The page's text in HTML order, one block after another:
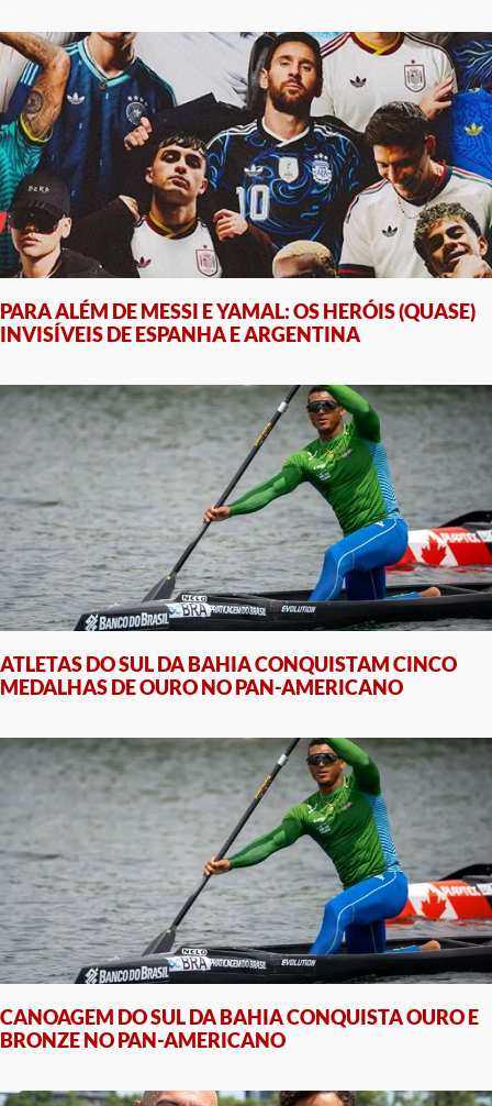
PARA ALÉM DE MESSI E YAMAL: OS HERÓIS (QUASE)
INVISÍVEIS DE ESPANHA E ARGENTINA
ATLETAS DO SUL DA BAHIA CONQUISTAM CINCO
MEDALHAS DE OURO NO PAN-AMERICANO
CANOAGEM DO SUL DA BAHIA CONQUISTA OURO E
BRONZE NO PAN-AMERICANO